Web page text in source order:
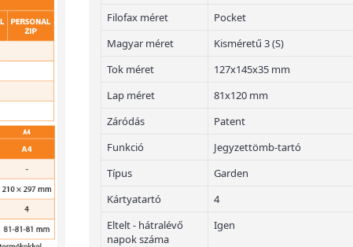
Filofax méret
Pocket
Magyar méret
Kisméretű 3 (S)
Tok méret
127x145x35 mm
Lap méret
81x120 mm
Záródás
Patent
Funkció
Jegyzettömb-tartó
Típus
Garden
Kártyatartó
4
Eltelt - hátralévő
napok száma
Igen